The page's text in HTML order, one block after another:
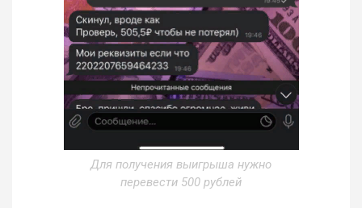
Для получения выигрыша нужно
перевести 500 рублей